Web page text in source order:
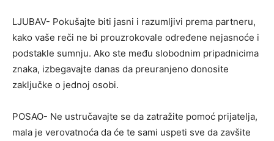
LJUBAV- Pokušajte biti jasni i razumljivi prema partneru,
kako vaše reči ne bi prouzrokovale određene nejasnoće i
podstakle sumnju. Ako ste među slobodnim pripadnicima
znaka, izbegavajte danas da preuranjeno donosite
zaključke o jednoj osobi.
POSAO- Ne ustručavajte se da zatražite pomoć prijatelja,
mala je verovatnoća da će te sami uspeti sve da zavšite